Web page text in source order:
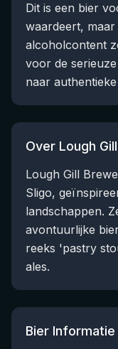
Dit is een bier
waardeert,
alcoholcontent
voor de
naar
Over Lough
Lough Gill
Sligo,
landschappen.
avontuurlijke
reeks 'pastry
ales.
Bier Informatie